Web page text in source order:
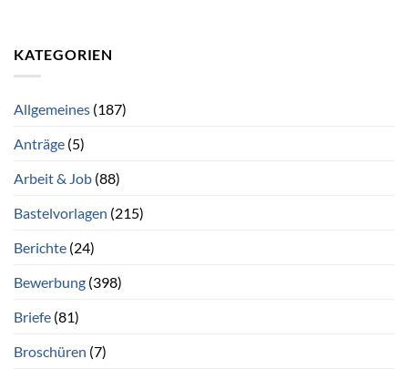
KATEGORIEN
Allgemeines (187)
Anträge (5)
Arbeit & Job (88)
Bastelvorlagen (215)
Berichte (24)
Bewerbung (398)
Briefe (81)
Broschüren (7)